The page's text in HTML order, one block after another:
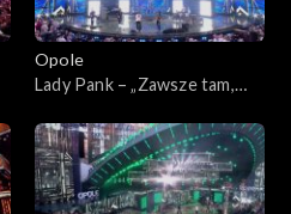
Opole
Lady Pank – „Zawsze tam,
Jubileusz 45-lecia zespołu
Lady Pank